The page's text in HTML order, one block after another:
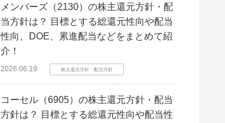
メンバーズ（2130）の株主還元方針・配
当方針は？ 目標とする総還元性向や配当
性向、DOE、累進配当などをまとめて紹
介！
2026.06.19 株主還元方針・配当方針
コーセル（6905）の株主還元方針・配当
方針は？ 目標とする総還元性向や配当性